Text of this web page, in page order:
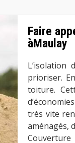
Faire
àMaulay
prioriser.
toiture.
très vite
aménagés,